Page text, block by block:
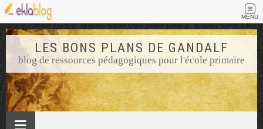
MENU
LES BONS PLANS DE GANDALF
blog de ressources pédagogiques pour l'école primaire